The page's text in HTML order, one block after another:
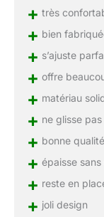
+ très
+ bien
+ s’ajuste
+ offre
+ matériau
+ ne glisse pas
+ bonne qualité
+ épaisse
+ reste en
+ joli design